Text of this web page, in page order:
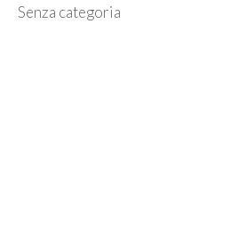
Categorie
Senza categoria